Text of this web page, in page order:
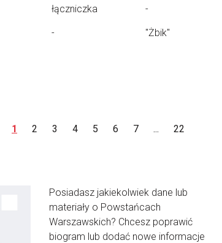
łączniczka -
- "Żbik"
1 2 3 4 5 6 7 ... 22
Posiadasz jakiekolwiek dane lub
materiały o Powstańcach
Warszawskich? Chcesz poprawić
biogram lub dodać nowe informacje